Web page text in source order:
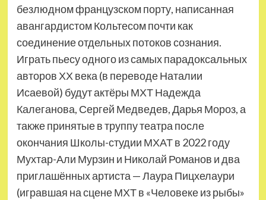
безлюдном французском порту, написанная
авангардистом Кольтесом почти как
соединение отдельных потоков сознания.
Играть пьесу одного из самых парадоксальных
авторов ХХ века (в переводе Наталии
Исаевой) будут актёры МХТ Надежда
Калеганова, Сергей Медведев, Дарья Мороз, а
также принятые в труппу театра после
окончания Школы-студии МХАТ в 2022 году
Мухтар-Али Мурзин и Николай Романов и два
приглашённых артиста — Лаура Пицхелаури
(игравшая на сцене МХТ в «Человеке из рыбы»